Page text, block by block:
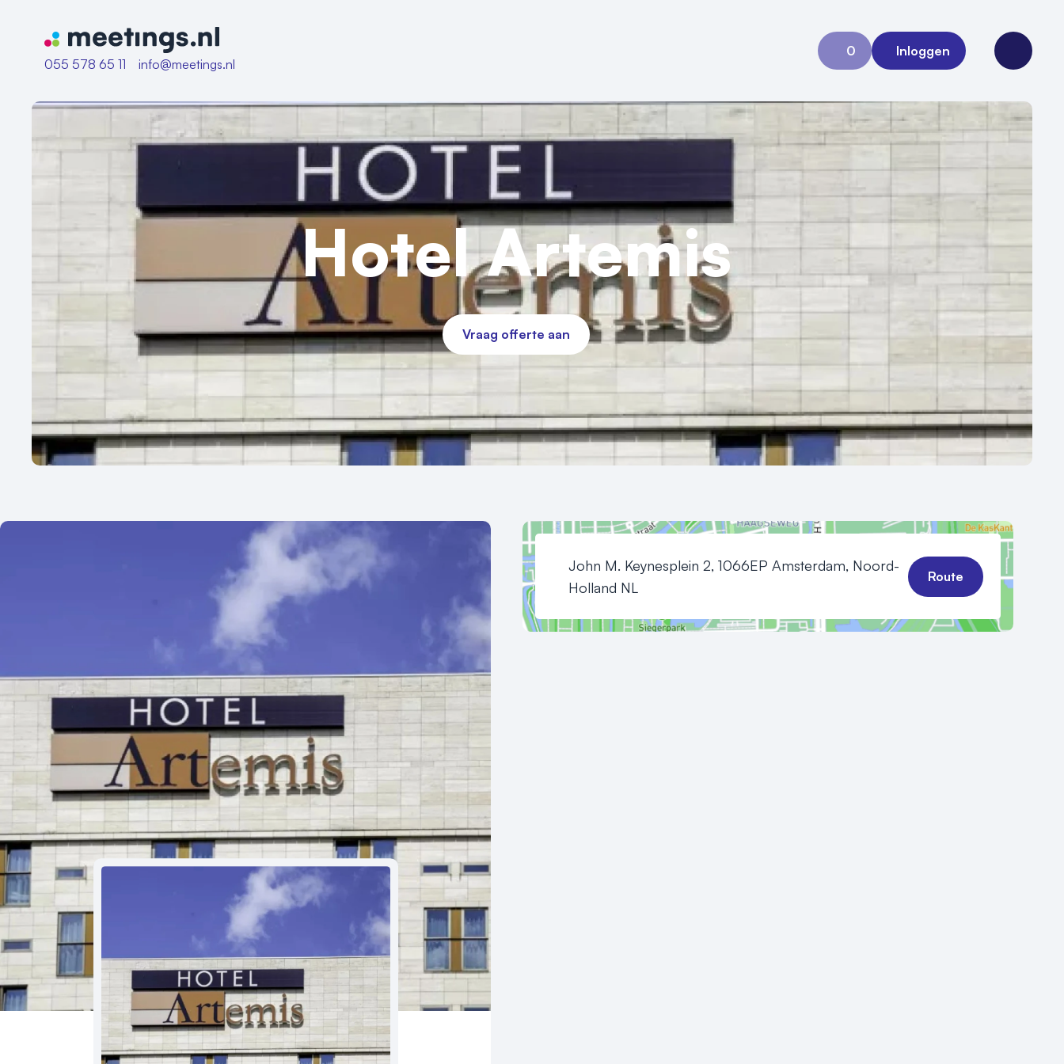
Naar home van Meetings
055 578 65 11
info@meetings.nl
0
Aanvraag 0
Inloggen
Open
Hotel Artemis
Vraag offerte aan
John M. Keynesplein 2, 1066EP Amsterdam, Noord-
Holland NL
Route